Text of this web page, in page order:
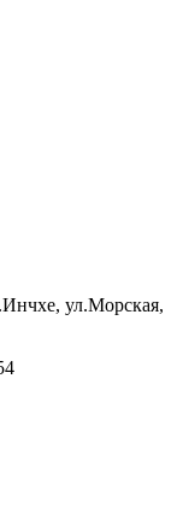
ул.Морская,